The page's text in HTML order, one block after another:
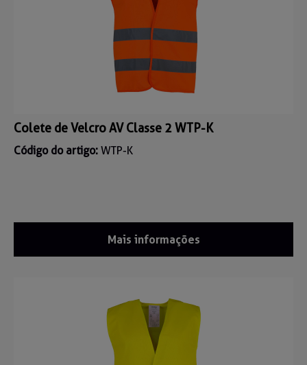
Colete de Velcro AV Classe 2 WTP-K
Código do artigo: WTP-K
Mais informações